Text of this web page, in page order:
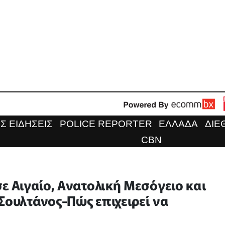
ΕΙΔΗΣΕΙΣ POLICE REPORTER ΕΛΛΑΔΑ
CBN
Αιγαίο, Ανατολική Μεσόγειο και
Πώς επιχειρεί να